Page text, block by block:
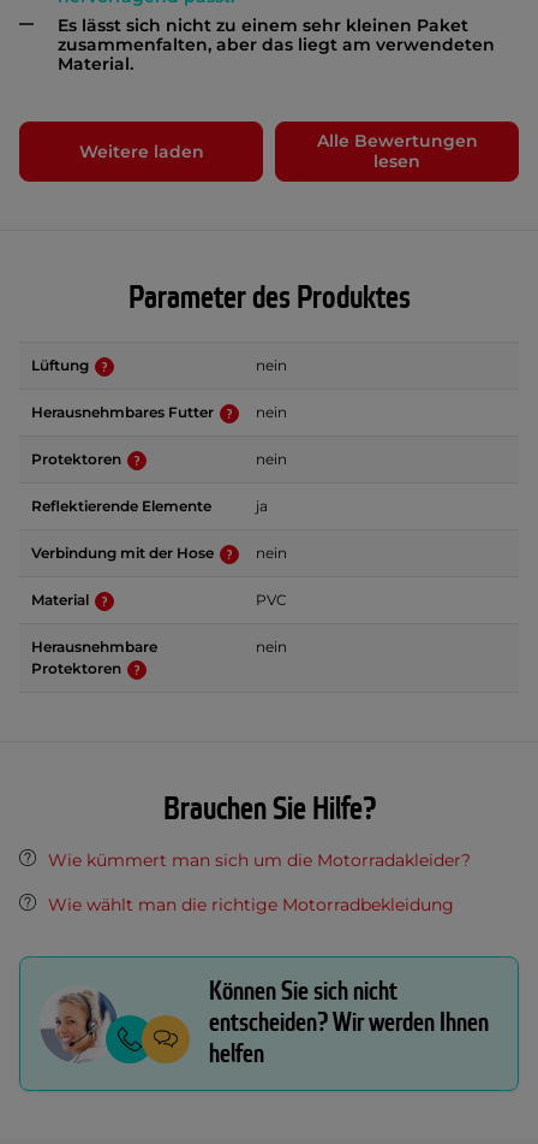
Es lässt sich nicht zu einem sehr kleinen Paket
zusammenfalten, aber das liegt am verwendeten
Material.
Weitere laden
Alle Bewertungen
lesen
Parameter des Produktes
Lüftung nein
Herausnehmbares Futter nein
Protektoren nein
Reflektierende Elemente ja
Verbindung mit der Hose nein
Material PVC
Herausnehmbare
Protektoren
nein
Brauchen Sie Hilfe?
Wie kümmert man sich um die Motorradakleider?
Wie wählt man die richtige Motorradbekleidung
Können Sie sich nicht
entscheiden? Wir werden Ihnen
helfen